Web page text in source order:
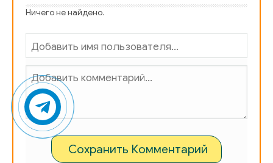
Ничего не найдено.
Сохранить Комментарий